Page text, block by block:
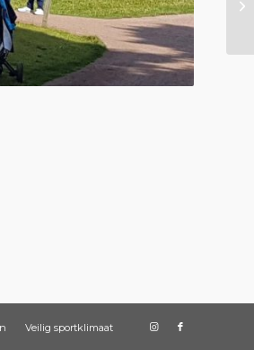
Veilig sportklimaat